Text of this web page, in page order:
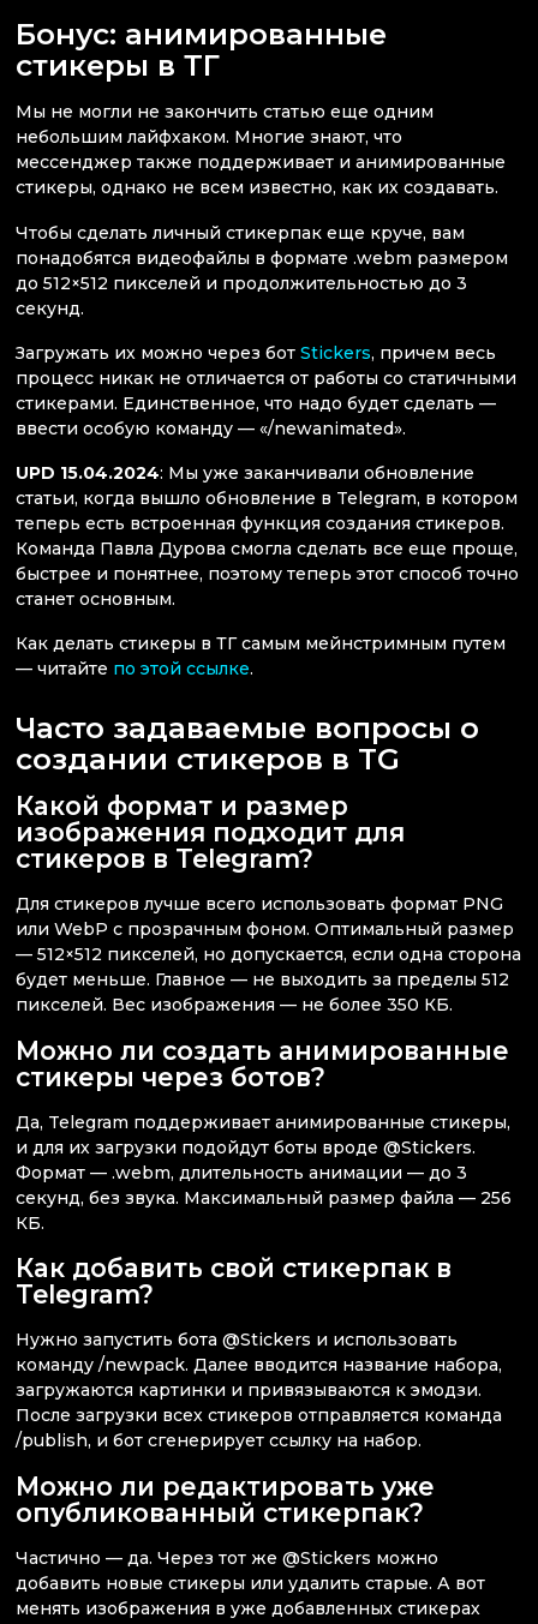
Бонус: анимированные
стикеры в ТГ
Мы не могли не закончить статью еще одним
небольшим лайфхаком. Многие знают, что
мессенджер также поддерживает и анимированные
стикеры, однако не всем известно, как их создавать.
Чтобы сделать личный стикерпак еще круче, вам
понадобятся видеофайлы в формате .webm размером
до 512×512 пикселей и продолжительностью до 3
секунд.
Загружать их можно через бот Stickers, причем весь
процесс никак не отличается от работы со статичными
стикерами. Единственное, что надо будет сделать —
ввести особую команду — «/newanimated».
UPD 15.04.2024: Мы уже заканчивали обновление
статьи, когда вышло обновление в Telegram, в котором
теперь есть встроенная функция создания стикеров.
Команда Павла Дурова смогла сделать все еще проще,
быстрее и понятнее, поэтому теперь этот способ точно
станет основным.
Как делать стикеры в ТГ самым мейнстримным путем
— читайте по этой ссылке.
Часто задаваемые вопросы о
создании стикеров в TG
Какой формат и размер
изображения подходит для
стикеров в Telegram?
Для стикеров лучше всего использовать формат PNG
или WebP с прозрачным фоном. Оптимальный размер
— 512×512 пикселей, но допускается, если одна сторона
будет меньше. Главное — не выходить за пределы 512
пикселей. Вес изображения — не более 350 КБ.
Можно ли создать анимированные
стикеры через ботов?
Да, Telegram поддерживает анимированные стикеры,
и для их загрузки подойдут боты вроде @Stickers.
Формат — .webm, длительность анимации — до 3
секунд, без звука. Максимальный размер файла — 256
КБ.
Как добавить свой стикерпак в
Telegram?
Нужно запустить бота @Stickers и использовать
команду /newpack. Далее вводится название набора,
загружаются картинки и привязываются к эмодзи.
После загрузки всех стикеров отправляется команда
/publish, и бот сгенерирует ссылку на набор.
Можно ли редактировать уже
опубликованный стикерпак?
Частично — да. Через тот же @Stickers можно
добавить новые стикеры или удалить старые. А вот
менять изображения в уже добавленных стикерах